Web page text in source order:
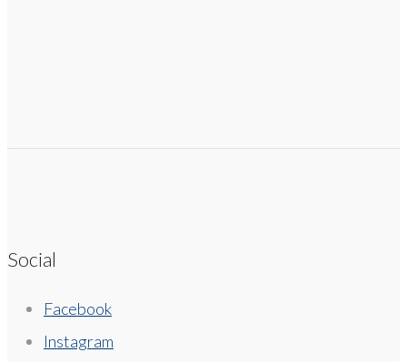
Social
Facebook
Instagram